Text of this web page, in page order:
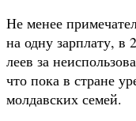
Не менее
на одну зарплату, в
леев за
что пока в стране
молдавских семей.